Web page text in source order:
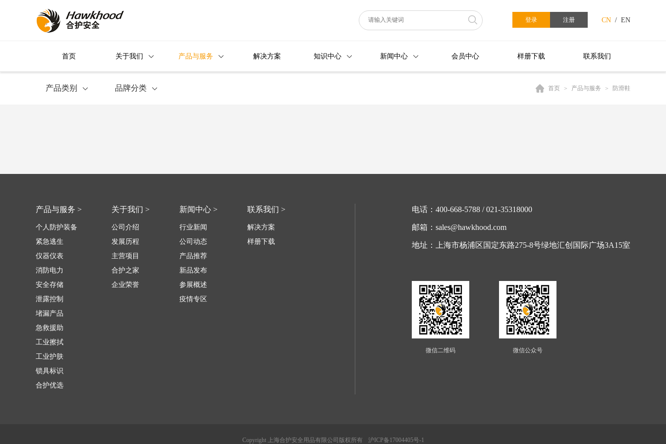
登录 注册 CN / EN
首页 关于我们 产品与服务 解决方案 知识中心 新闻中心 会员中心 样册下载 联系我们
产品类别 品牌分类 首页 > 产品与服务 > 防滑鞋
产品与服务 >
个人防护装备
紧急逃生
仪器仪表
消防电力
安全存储
泄露控制
堵漏产品
急救援助
工业擦拭
工业护肤
锁具标识
合护优选
关于我们 >
公司介绍
发展历程
主营项目
合护之家
企业荣誉
新闻中心 >
行业新闻
公司动态
产品推荐
新品发布
参展概述
疫情专区
联系我们 >
解决方案
样册下载
电话：400-668-5788 / 021-35318000
邮箱：sales@hawkhood.com
地址：上海市杨浦区国定东路275-8号绿地汇创国际广场3A15室
微信二维码 微信公众号
Copyright 上海合护安全用品有限公司版权所有 沪ICP备17004405号-1